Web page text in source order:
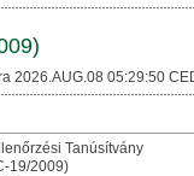
2026.AUG.08 05:29:50
Tanúsítvány
19/2009)